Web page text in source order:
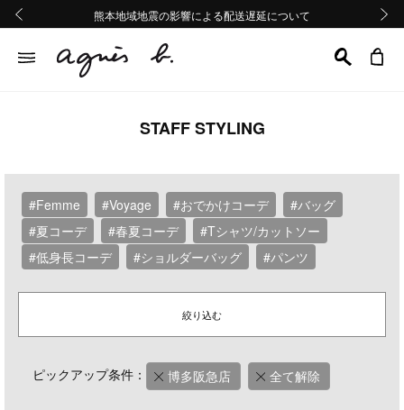
熊本地域地震の影響による配送遅延について
Summer Sale 2buy10%OFF!!
熊本地域地震の影響による配送遅延について
Summer Sale 2buy10%OFF!!
STAFF STYLING
#Femme #Voyage #おでかけコーデ
#バッグ
#夏コーデ
#春夏コーデ
#Tシャツ/カットソー
#低身長コーデ
#ショルダーバッグ #パンツ
絞り込む
ピックアップ条件： 博多阪急店 全て解除